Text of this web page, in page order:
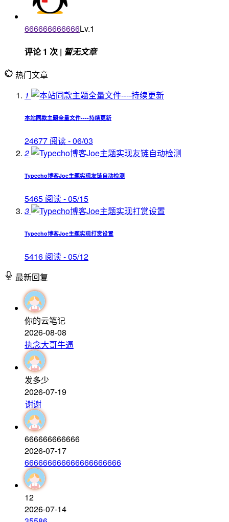
666666666666Lv.1
评论 1 次 | 暂无文章
热门文章
1
本站同款主题全量文件----持续更新
24677 阅读 - 06/03
2
Typecho博客Joe主题实现友链自动检测
5465 阅读 - 05/15
3
Typecho博客Joe主题实现打赏设置
5416 阅读 - 05/12
最新回复
你的云笔记
2026-08-08
执念大哥牛逼
发多少
2026-07-19
谢谢
666666666666
2026-07-17
666666666666666666666
12
2026-07-14